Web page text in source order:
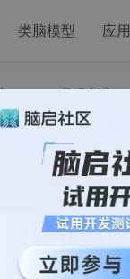
类脑模型 应
Matlab代码实现）
经网络控